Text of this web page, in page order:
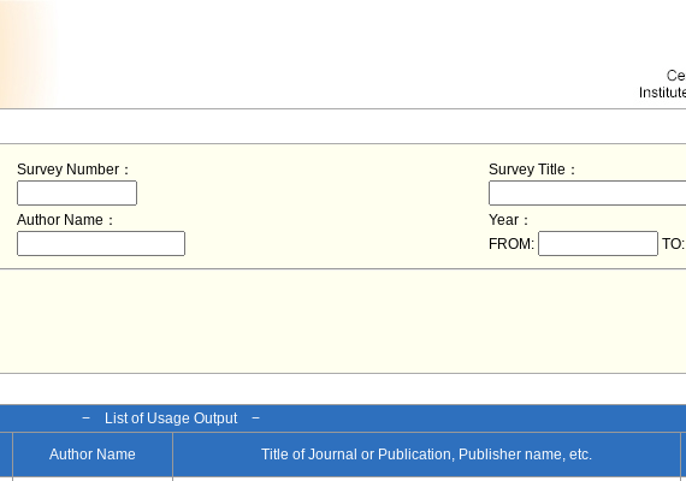
Survey Number： Survey Title：
Author Name：
Year：
FROM:
TO:
− List of Usage Output −
Author Name Title of Journal or Publication, Publisher name, etc.